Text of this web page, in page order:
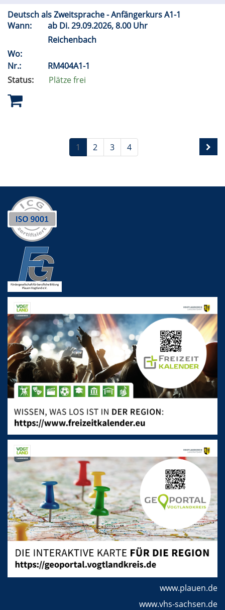
Deutsch als Zweitsprache - Anfängerkurs A1-1
Wann:
ab Di.29.09.2026, 8.00 Uhr
Reichenbach
Wo:
Nr.:
RM404A1-1
Status:
Plätze frei
1 2 3 4
www.plauen.de
www.vhs-sachsen.de